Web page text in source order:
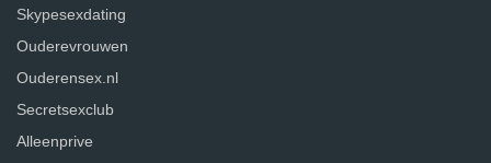
Skypesexdating
Ouderevrouwen
Ouderensex.nl
Secretsexclub
Alleenprive